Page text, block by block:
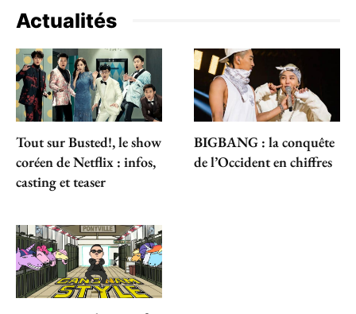
Actualités
Tout sur Busted!, le show
coréen de Netflix : infos,
casting et teaser
BIGBANG : la conquête
de l’Occident en chiffres